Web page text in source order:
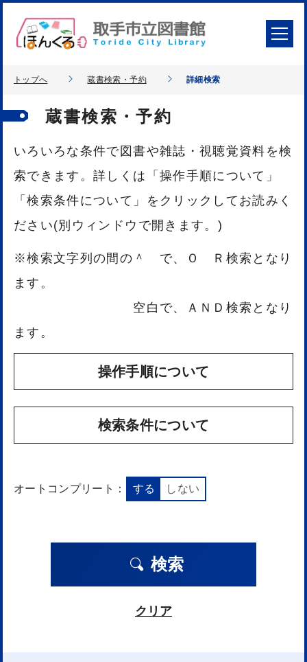
トップへ 蔵書検索・予約 詳細検索
蔵書検索・予約
いろいろな条件で図書や雑誌・視聴覚資料を検
索できます。詳しくは「操作手順について」
「検索条件について」をクリックしてお読みく
ださい(別ウィンドウで開きます。)
※検索文字列の間の＾ で、Ｏ Ｒ検索となり
ます。
空白で、ＡＮＤ検索となり
ます。
操作手順について
検索条件について
オートコンプリート： する しない
検索
クリア